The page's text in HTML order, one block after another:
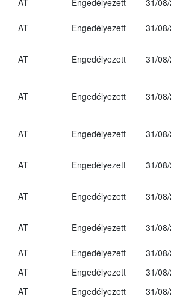
AT Engedélyezett
31/
AT Engedélyezett
31/
AT Engedélyezett 31/
AT Engedélyezett 31/
AT Engedélyezett 31/
AT Engedélyezett
31/
AT Engedélyezett 31/
AT Engedélyezett
31/
AT Engedélyezett
31/
AT Engedélyezett
31/
AT Engedélyezett 31/